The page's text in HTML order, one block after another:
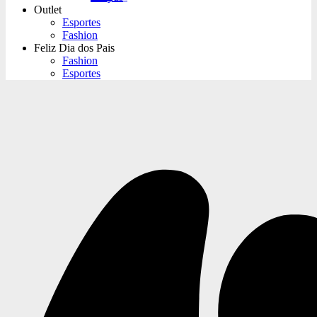
Outlet
Esportes
Fashion
Feliz Dia dos Pais
Fashion
Esportes